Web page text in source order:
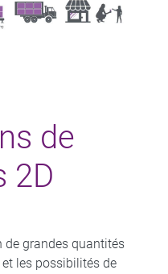
de
2D
grandes quantités
les possibilités de